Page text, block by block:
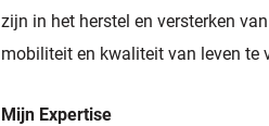
zijn in het herstel en versterken
mobiliteit en kwaliteit van leven te
Mijn Expertise